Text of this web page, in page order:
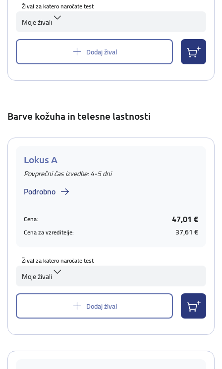
Žival za katero naročate test
Moje živali
Dodaj žival
Barve kožuha in telesne lastnosti
Lokus A
Povprečni čas izvedbe: 4-5 dni
Podrobno
Cena: 47,01 €
Cena za vzreditelje: 37,61 €
Žival za katero naročate test
Moje živali
Dodaj žival